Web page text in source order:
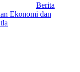
Berita
Ekonomi dan